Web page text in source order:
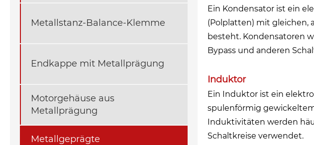
Metallstanz-Balance-Klemme
Endkappe mit Metallprägung
Motorgehäuse aus
Metallprägung
Metallgeprägte
Ein Kondensator ist ein
(Polplatten) mit gleichen,
besteht. Kondensatoren
Bypass und anderen
Induktor
Ein Induktor ist ein
spulenförmig
Induktivitäten werden
Schaltkreise verwendet.